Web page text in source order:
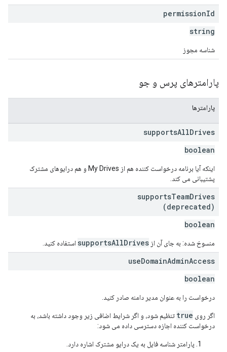
permissionId
string
شناسه مجوز
پارامترهای پرس و جو
پارامترها
supportsAllDrives
boolean
اینکه آیا برنامه درخواست کننده هم از My Drives و هم درایوهای مشترک
پشتیبانی می کند.
supportsTeamDrives
(deprecated)
boolean
منسوخ شده: به جای آن از supportsAllDrives استفاده کنید.
useDomainAdminAccess
boolean
درخواست را به عنوان مدیر دامنه صادر کنید.
اگر روی true تنظیم شود، و اگر شرایط اضافی زیر وجود داشته باشد، به
درخواست کننده اجازه دسترسی داده می شود:
پارامتر شناسه فایل به یک درایو مشترک اشاره دارد.